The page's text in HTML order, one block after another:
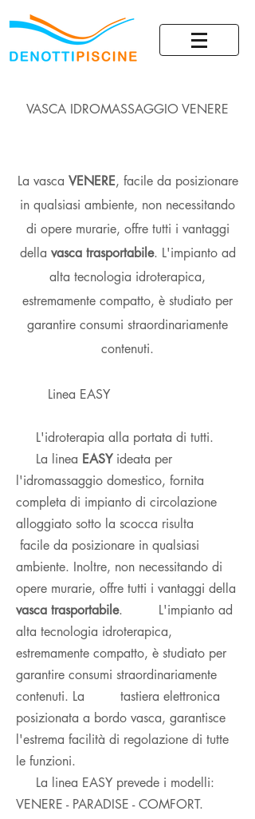
VASCA IDROMASSAGGIO VENERE
La vasca VENERE, facile da posizionare
in qualsiasi ambiente, non necessitando
di opere murarie, offre tutti i vantaggi
della vasca trasportabile. L'impianto ad
alta tecnologia idroterapica,
estremamente compatto, è studiato per
garantire consumi straordinariamente
contenuti.
Linea EASY
L'idroterapia alla portata di tutti.
La linea EASYideata per
l'idromassaggio domestico, fornita
completa di impianto di circolazione
alloggiato sotto la scocca risulta
facile da posizionare in qualsiasi
ambiente. Inoltre, non necessitando di
opere murarie, offre tutti i vantaggi della
vasca trasportabile. L'impianto ad
alta tecnologia idroterapica,
estremamente compatto, è studiato per
garantire consumi straordinariamente
contenuti. La tastiera elettronica
posizionata a bordo vasca, garantisce
l'estrema facilità di regolazione di tutte
le funzioni.
La linea EASY prevede i modelli:
VENERE - PARADISE - COMFORT.